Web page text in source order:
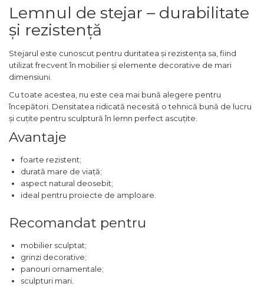
accesorii
Profesionale
Masini de Slefuit Alternative
si Orbitale
Sudura
Rindele Electrice
Generator Curent Electric
Fierastraie Electrice
Fierastrau cu banda vertical
Aspiratoare Profesionale &
Dezumidificatoare de Aer
Profesionale Industriale
Acumulatori & Incarcatoare
Lemnul de stejar – durabilitate
și rezistență
Stejarul este cunoscut pentru duritatea și rezistența sa, fiind
utilizat frecvent în mobilier și elemente decorative de mari
dimensiuni.
Cu toate acestea, nu este cea mai bună alegere pentru
începători. Densitatea ridicată necesită o tehnică bună de lucru
și cuțite pentru sculptură în lemn perfect ascuțite.
Avantaje
foarte rezistent;
durată mare de viață;
aspect natural deosebit;
ideal pentru proiecte de amploare.
Recomandat pentru
mobilier sculptat;
grinzi decorative;
panouri ornamentale;
sculpturi mari.